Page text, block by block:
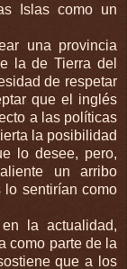
Islas como un
una provincia
la de Tierra del
de respetar
que el inglés
a las políticas
la posibilidad
lo desee, pero,
un arribo
lo sentirían como
la actualidad,
como parte de la
que a los